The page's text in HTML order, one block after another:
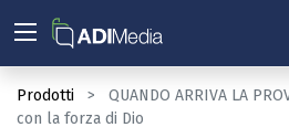
Prodotti
QUANDO ARRIVA LA
con la forza di Dio